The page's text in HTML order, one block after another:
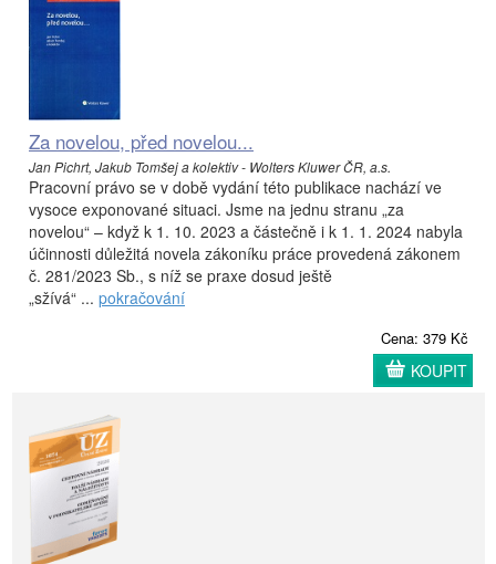
Za novelou, před novelou...
Jan Pichrt, Jakub Tomšej a kolektiv - Wolters Kluwer ČR, a.s.
Pracovní právo se v době vydání této publikace nachází ve
vysoce exponované situaci. Jsme na jednu stranu „za
novelou“ – když k 1. 10. 2023 a částečně i k 1. 1. 2024 nabyla
účinnosti důležitá novela zákoníku práce provedená zákonem
č. 281/2023 Sb., s níž se praxe dosud ještě
„sžívá“ ... pokračování
Cena: 379 Kč
KOUPIT